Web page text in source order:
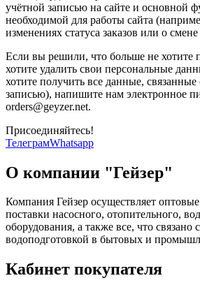
учётной записью на сайте и основной
необходимой для работы сайта
изменениях статуса заказов или о
Если вы решили, что больше не хотите
хотите удалить свои персональные
хотите получить все данные,
записью), напишите нам электронное
orders@geyzer.net.
Присоединяйтесь!
ТелеграмWhatsapp
О компании "Гейзер"
Компания Гейзер осуществляет
поставки насосного, отопительного,
оборудования, а также все, что связано
водоподготовкой в бытовых и
Кабинет покупателя